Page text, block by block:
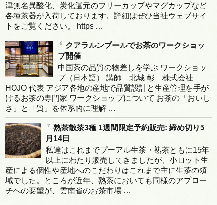
津無名異酸化、炭化還元のフリーカップやマグカップなど
各種茶器が入荷しております。詳細はぜひ当社ウェブサイ
トをご覧ください。 https …
クアラルンプールでお茶のワークショッ
プ開催
中国茶の品質の物差しを学ぶ ワークショッ
プ（日本語） 講師 北城 彰 株式会社
HOJO 代表 アジア各地の産地で品質設計と生産管理を手が
けるお茶の専門家 ワークショップについて お茶の「おいし
さ」と「質」を体系的に理解 …
熟茶散茶3種 1週間限定予約販売: 締め切り5
月14日
私達はこれまでプーアル生茶・熟茶ともに15年
以上にわたり販売してきましたが、小ロット生
産による個性や産地へのこだわりはこれまで主に生茶の領
域でした。ところが近年、熟茶においても同様のアプロー
チへの要望が、雲南省のお茶市場 …